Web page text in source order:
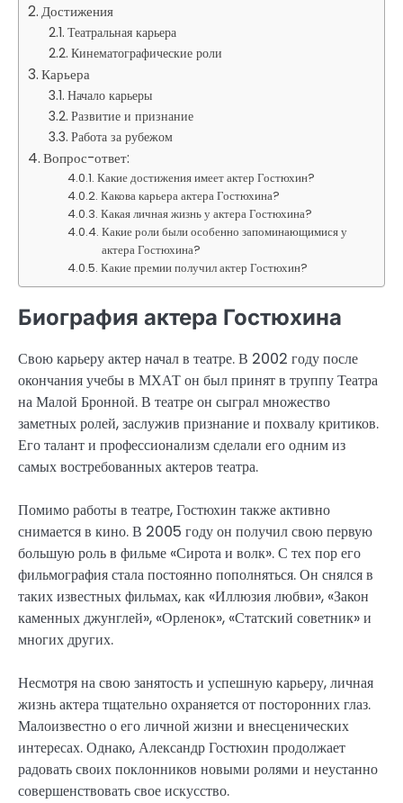
Достижения
Театральная карьера
Кинематографические роли
Карьера
Начало карьеры
Развитие и признание
Работа за рубежом
Вопрос-ответ:
Какие достижения имеет актер Гостюхин?
Какова карьера актера Гостюхина?
Какая личная жизнь у актера Гостюхина?
Какие роли были особенно запоминающимися у
актера Гостюхина?
Какие премии получил актер Гостюхин?
Биография актера Гостюхина
Свою карьеру актер начал в театре. В 2002 году после
окончания учебы в МХАТ он был принят в труппу Театра
на Малой Бронной. В театре он сыграл множество
заметных ролей, заслужив признание и похвалу критиков.
Его талант и профессионализм сделали его одним из
самых востребованных актеров театра.
Помимо работы в театре, Гостюхин также активно
снимается в кино. В 2005 году он получил свою первую
большую роль в фильме «Сирота и волк». С тех пор его
фильмография стала постоянно пополняться. Он снялся в
таких известных фильмах, как «Иллюзия любви», «Закон
каменных джунглей», «Орленок», «Статский советник» и
многих других.
Несмотря на свою занятость и успешную карьеру, личная
жизнь актера тщательно охраняется от посторонних глаз.
Малоизвестно о его личной жизни и внесценических
интересах. Однако, Александр Гостюхин продолжает
радовать своих поклонников новыми ролями и неустанно
совершенствовать свое искусство.